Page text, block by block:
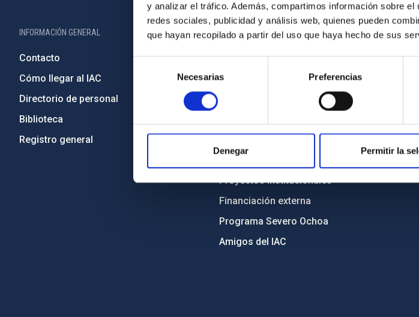
y analizar el tráfico. Además, compartimos información sobre
redes sociales, publicidad y análisis web, quienes pueden
que hayan recopilado a partir del uso que haya hecho de sus
consentimiento
Necesarias Preferencias
Denegar Permitir la
INFORMACIÓN GENERAL
Contacto
Cómo llegar al IAC
Directorio de personal
Biblioteca
Registro general
INFORMACIÓN INSTITUCIONAL
Legislación
Transparencia
Código ético y política antifraude
Medio Ambiente y Sostenibilidad
Proyectos institucionales
Financiación externa
Programa Severo Ochoa
Amigos del IAC